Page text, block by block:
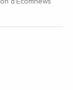
d'Ecomnews